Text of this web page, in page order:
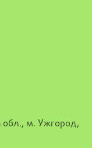
обл., м. Ужгород,